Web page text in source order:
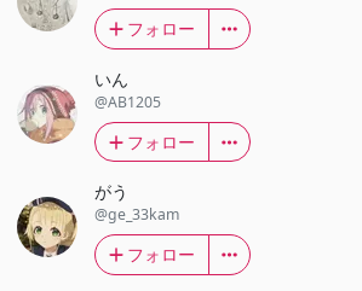
フォロー
いん
@AB1205
フォロー
がう
@ge_33kam
フォロー